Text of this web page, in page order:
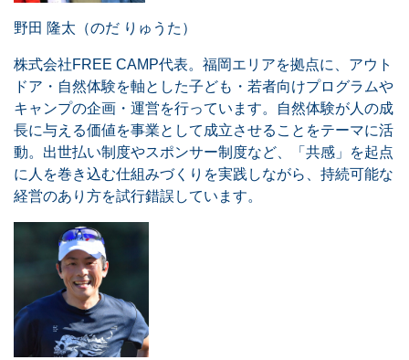
野田 隆太（のだ りゅうた）
株式会社FREE CAMP代表。福岡エリアを拠点に、アウト
ドア・自然体験を軸とした子ども・若者向けプログラムや
キャンプの企画・運営を行っています。自然体験が人の成
長に与える価値を事業として成立させることをテーマに活
動。出世払い制度やスポンサー制度など、「共感」を起点
に人を巻き込む仕組みづくりを実践しながら、持続可能な
経営のあり方を試行錯誤しています。